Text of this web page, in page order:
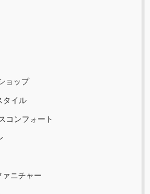
ョップ
タイル
スコンフォート
ァニチャー